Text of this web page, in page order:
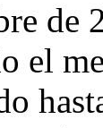
de
el